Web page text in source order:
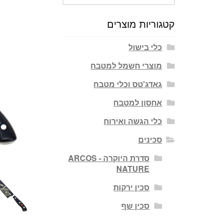
קטגוריות מוצרים
כלי בישול
מוצרי חשמל למטבח
גאדג'טס וכלי מטבח
אחסון למטבח
כלי הגשה ואירוח
סכינים
סדרת היוקרה - ARCOS
NATURE
סכין ירקות
סכין שף